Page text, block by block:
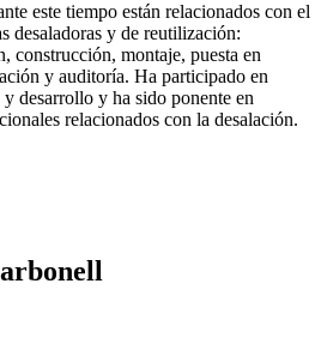
este tiempo están relacionados con el
desaladoras y de reutilización:
construcción, montaje, puesta en
y auditoría. Ha participado en
desarrollo y ha sido ponente en
relacionados con la desalación.